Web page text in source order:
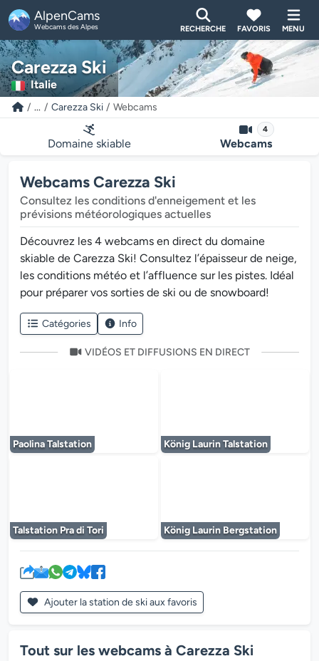
AlpenCams
Webcams des Alpes RECHERCHE FAVORIS MENU
Carezza Ski
Italie
... Carezza Ski Webcams
Domaine skiable
4
Webcams
Webcams Carezza Ski
Consultez les conditions d'enneigement et les
prévisions météorologiques actuelles
Découvrez les 4 webcams en direct du domaine
skiable de Carezza Ski! Consultez l’épaisseur de neige,
les conditions météo et l’affluence sur les pistes. Idéal
pour préparer vos sorties de ski ou de snowboard!
Catégories Info
VIDÉOS ET DIFFUSIONS EN DIRECT
Paolina Talstation König Laurin Talstation
Talstation Pra di Tori König Laurin Bergstation
Ajouter la station de ski aux favoris
Tout sur les webcams à Carezza Ski